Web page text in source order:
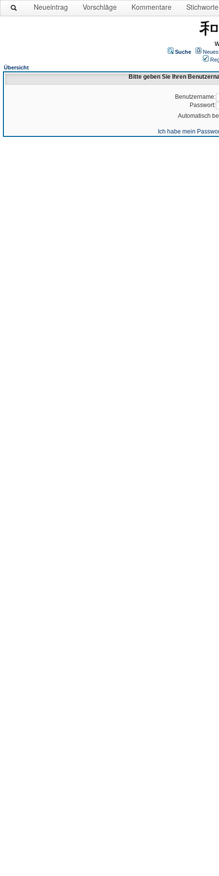
Neueintrag Vorschläge Kommentare Stichworte
Suche
Übersicht
Bitte geben Sie Ihren
Benutzername:
Passwort:
Automatisch
Ich habe mein